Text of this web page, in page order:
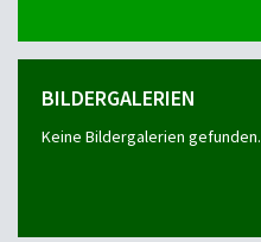
BILDERGALERIEN
Keine Bildergalerien gefunden.